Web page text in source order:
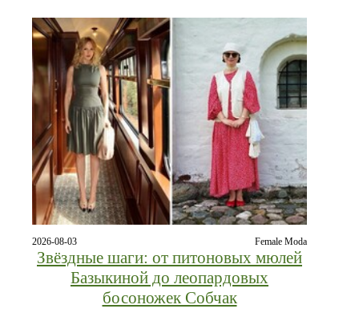
2026-08-03 Female Moda
Звёздные шаги: от питоновых мюлей
Базыкиной до леопардовых
босоножек Собчак